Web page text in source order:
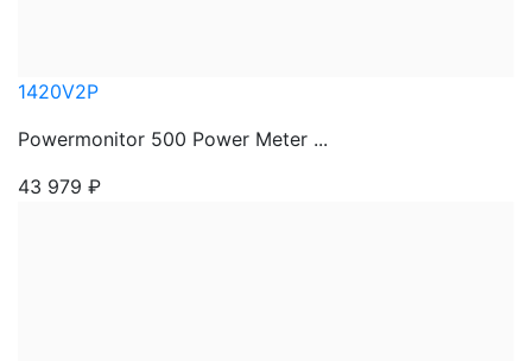
1420V2P
Powermonitor 500 Power Meter ...
43 979 ₽